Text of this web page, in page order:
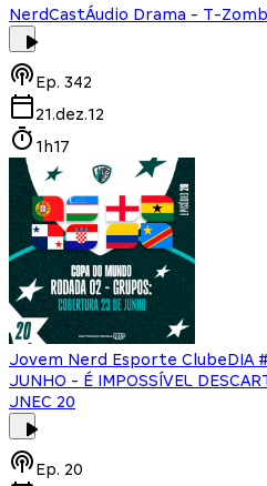
NerdCastÁudio Drama - T-
Ep. 342
21.dez.12
1h17
Jovem Nerd Esporte ClubeDIA
JUNHO - É IMPOSSÍVEL
JNEC 20
Ep. 20